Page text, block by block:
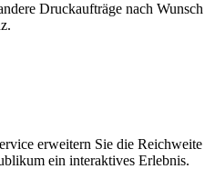
Druckaufträge nach Wunsch
erweitern Sie die Reichweite
ein interaktives Erlebnis.